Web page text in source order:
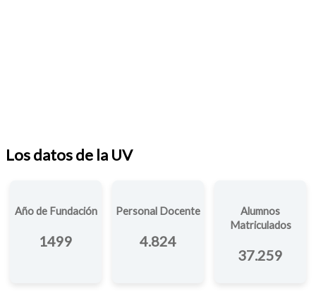
Los datos de la UV
Año de Fundación
1499
Personal Docente
4.824
Alumnos
Matriculados
37.259